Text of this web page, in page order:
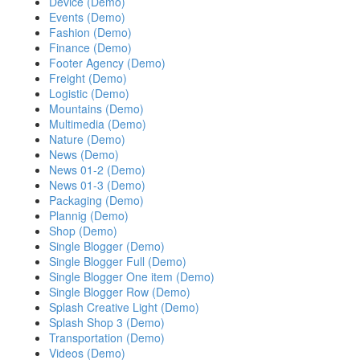
0
20 Апр 2016
blog post (Demo)
Едем в берлин
0
18 Мар 2016
Fullwidth Post Sample (Demo)
0
01 Мар 2016
100% width Galleries Post (Demo)
Lorem Ipsum. Proin gravida nibh vel velit auctor aliquet. Aenean
sollicitudin, lorem quis bibendum auctor, nisi elit consequat
ipsum, nec sagittis sem nibh id elit
0
16 Ноя 2015
Events (Demo)
Fashion (Demo)
Finance (Demo)
Footer Agency (Demo)
Freight (Demo)
Logistic (Demo)
Mountains (Demo)
Multimedia (Demo)
Nature (Demo)
News (Demo)
News 01-2 (Demo)
News 01-3 (Demo)
Paсkaging (Demo)
Plannig (Demo)
Shop (Demo)
Single Blogger (Demo)
Single Blogger Full (Demo)
Single Blogger One item (Demo)
Single Blogger Row (Demo)
Splash Creative Light (Demo)
Splash Shop 3 (Demo)
Transportation (Demo)
Videos (Demo)